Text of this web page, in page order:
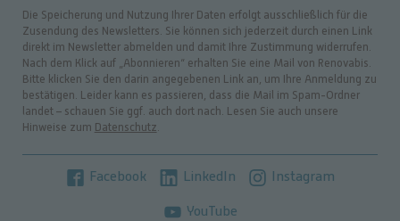
Die Speicherung und Nutzung Ihrer Daten erfolgt ausschließlich für die
Zusendung des Newsletters. Sie können sich jederzeit durch einen Link
direkt im Newsletter abmelden und damit Ihre Zustimmung widerrufen.
Nach dem Klick auf „Abonnieren“ erhalten Sie eine Mail von Renovabis.
Bitte klicken Sie den darin angegebenen Link an, um Ihre Anmeldung zu
bestätigen. Leider kann es passieren, dass die Mail im Spam-Ordner
landet – schauen Sie ggf. auch dort nach. Lesen Sie auch unsere
Hinweise zum Datenschutz.
Facebook LinkedIn Instagram
YouTube